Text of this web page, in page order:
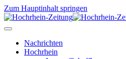
Zum Hauptinhalt springen
Nachrichten
Hochrhein